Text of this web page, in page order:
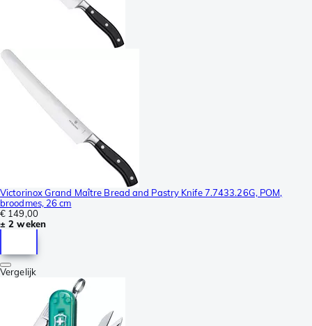
Victorinox Grand Maître Bread and Pastry Knife 7.7433.26G, POM,
broodmes, 26 cm
€ 149,00
± 2 weken
Vergelijk